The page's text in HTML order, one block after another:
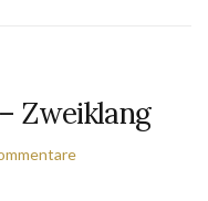
Zweiklang